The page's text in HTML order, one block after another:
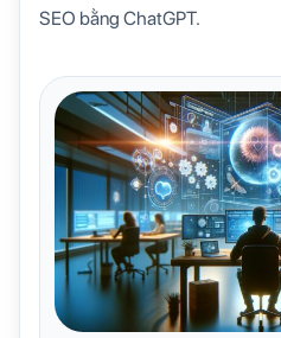
SEO bằng ChatGPT.